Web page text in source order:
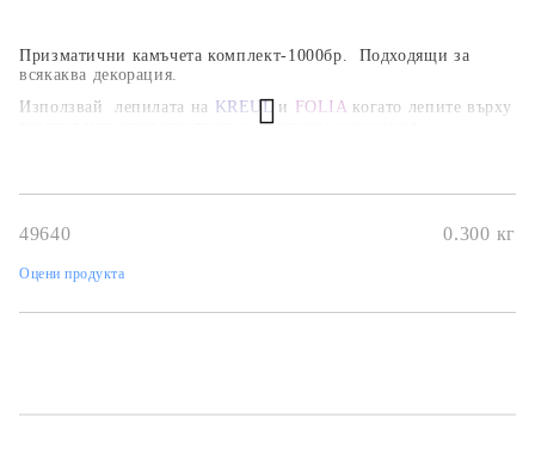
Призматични камъчета комплект-1000бр.
Подходящи за
всякаква декорация.
Използвай лепилата на KREUL и FOLIA когато лепите върху
за всякаква декорация.
49640 0.300 кг
Оцени продукта